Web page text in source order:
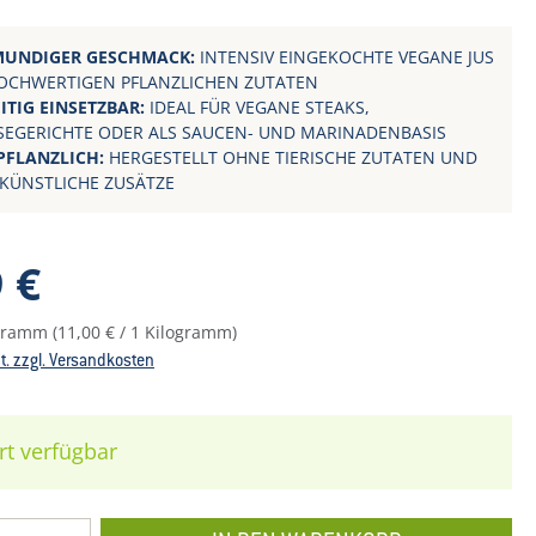
GESCHMACK: INTENSIV EINGEKOCHTE VEGANE JUS
PFLANZLICHEN ZUTATEN
EINSETZBAR: IDEAL FÜR VEGANE STEAKS,
ODER ALS SAUCEN- UND MARINADENBASIS
HERGESTELLT OHNE TIERISCHE ZUTATEN UND
ZUSÄTZE
€
(11,00 € / 1 Kilogramm)
zzgl. Versandkosten
verfügbar